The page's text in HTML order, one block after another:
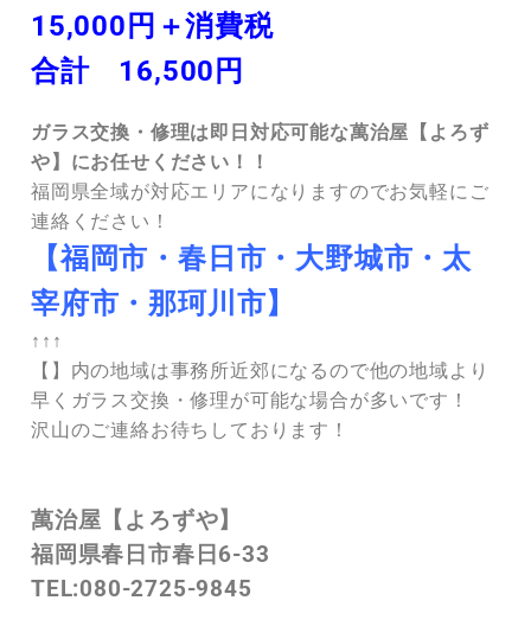
15,000円＋消費税
合計 16,500円
ガラス交換・修理は即日対応可能な萬治屋【よろず
や】にお任せください！！
福岡県全域が対応エリアになりますのでお気軽にご
連絡ください！
【福岡市・春日市・大野城市・太
宰府市・那珂川市】
↑↑↑
【】内の地域は事務所近郊になるので他の地域より
早くガラス交換・修理が可能な場合が多いです！
沢山のご連絡お待ちしております！
萬治屋【よろずや】
福岡県春日市春日6-33
TEL:080-2725-9845